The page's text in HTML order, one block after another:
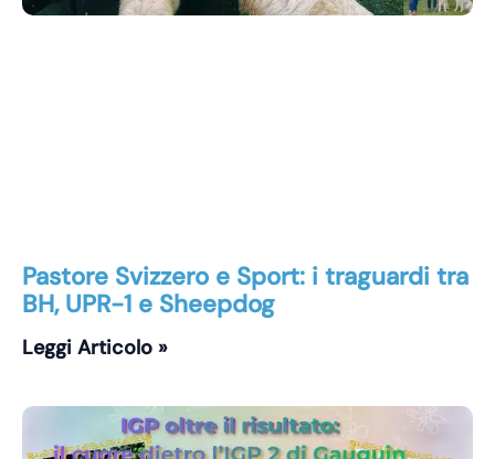
Pastore Svizzero e Sport: i traguardi tra
BH, UPR-1 e Sheepdog
Leggi Articolo »